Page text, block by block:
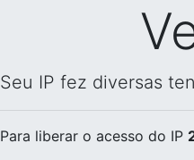
Seu IP fez diversas
Para liberar o acesso do IP